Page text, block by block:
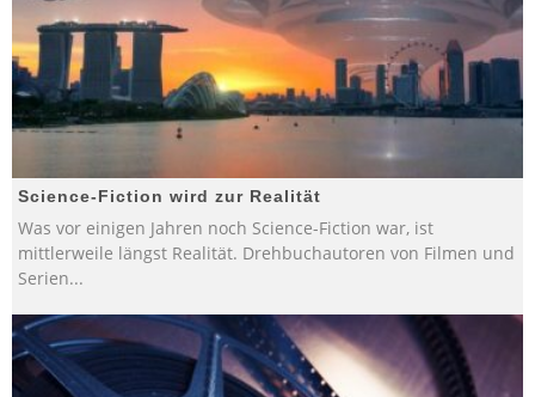
Science-Fiction wird zur Realität
Was vor einigen Jahren noch Science-Fiction war, ist
mittlerweile längst Realität. Drehbuchautoren von Filmen und
Serien...